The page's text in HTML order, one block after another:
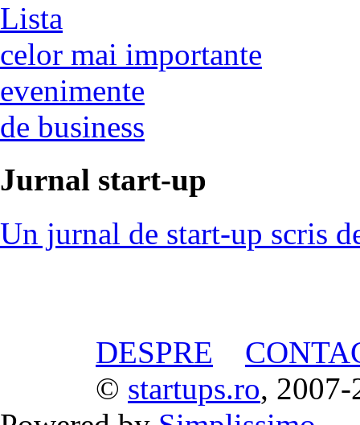
Lista
celor mai importante
evenimente
de business
Jurnal start-up
Un jurnal de start-up scris
DESPRE
© startups.ro, 2007-